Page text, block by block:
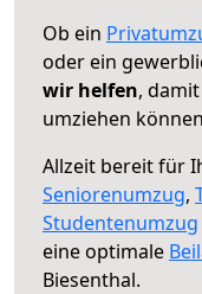
Ob ein
oder ein
wir helfen,
umziehen
Allzeit bereit für
Seniorenumzug,
Studentenumzug
eine optimale
Biesenthal.